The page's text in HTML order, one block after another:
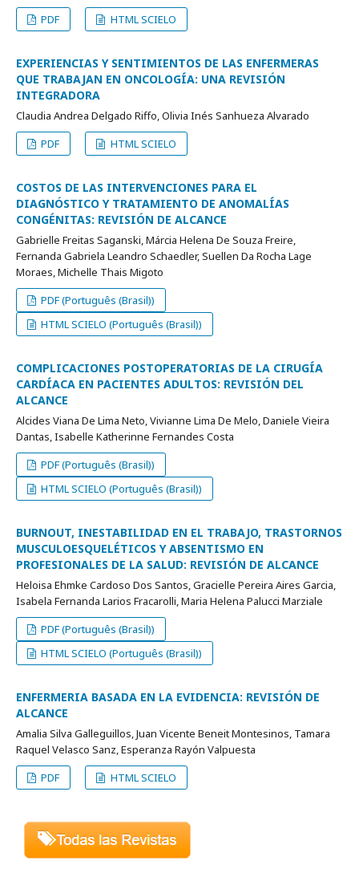
PDF
HTML SCIELO
EXPERIENCIAS Y SENTIMIENTOS DE LAS ENFERMERAS
QUE TRABAJAN EN ONCOLOGÍA: UNA REVISIÓN
INTEGRADORA
Claudia Andrea Delgado Riffo, Olivia Inés Sanhueza Alvarado
PDF
HTML SCIELO
COSTOS DE LAS INTERVENCIONES PARA EL
DIAGNÓSTICO Y TRATAMIENTO DE ANOMALÍAS
CONGÉNITAS: REVISIÓN DE ALCANCE
Gabrielle Freitas Saganski, Márcia Helena De Souza Freire,
Fernanda Gabriela Leandro Schaedler, Suellen Da Rocha Lage
Moraes, Michelle Thais Migoto
PDF (Português (Brasil))
HTML SCIELO (Português (Brasil))
COMPLICACIONES POSTOPERATORIAS DE LA CIRUGÍA
CARDÍACA EN PACIENTES ADULTOS: REVISIÓN DEL
ALCANCE
Alcides Viana De Lima Neto, Vivianne Lima De Melo, Daniele Vieira
Dantas, Isabelle Katherinne Fernandes Costa
PDF (Português (Brasil))
HTML SCIELO (Português (Brasil))
BURNOUT, INESTABILIDAD EN EL TRABAJO, TRASTORNOS
MUSCULOESQUELÉTICOS Y ABSENTISMO EN
PROFESIONALES DE LA SALUD: REVISIÓN DE ALCANCE
Heloisa Ehmke Cardoso Dos Santos, Gracielle Pereira Aires Garcia,
Isabela Fernanda Larios Fracarolli, Maria Helena Palucci Marziale
PDF (Português (Brasil))
HTML SCIELO (Português (Brasil))
ENFERMERIA BASADA EN LA EVIDENCIA: REVISIÓN DE
ALCANCE
Amalia Silva Galleguillos, Juan Vicente Beneit Montesinos, Tamara
Raquel Velasco Sanz, Esperanza Rayón Valpuesta
PDF
HTML SCIELO